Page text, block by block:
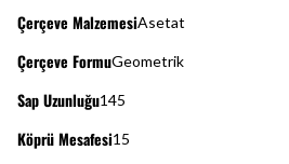
Çerçeve MalzemesiAsetat
Çerçeve FormuGeometrik
Sap Uzunluğu145
Köprü Mesafesi15